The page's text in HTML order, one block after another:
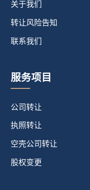
关于我们
转让风险告知
联系我们
服务项目
公司转让
执照转让
空壳公司转让
股权变更